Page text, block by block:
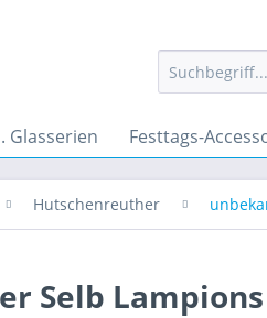
Glasserien Festtags-
Hutschenreuther
Selb